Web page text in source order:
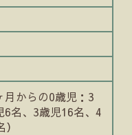
月からの0歳児：3
6名、3歳児16名、4